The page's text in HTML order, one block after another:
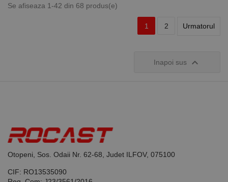
Se afiseaza 1-42 din 68 produs(e)
1 2 Urmatorul
Inapoi sus 
Otopeni, Sos. Odaii Nr. 62-68, Judet ILFOV, 075100
CIF: RO13535090